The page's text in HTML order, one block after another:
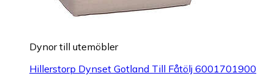
Dynor till utemöbler
Hillerstorp Dynset Gotland Till Fåtölj 6001701900